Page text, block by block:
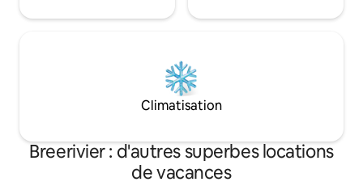
Climatisation
Breerivier : d'autres superbes locations
de vacances